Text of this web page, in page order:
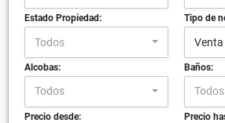
Estado Propiedad:
Todos
Tipo de
Venta
Alcobas:
Todos
Baños:
Todos
Precio desde: Precio